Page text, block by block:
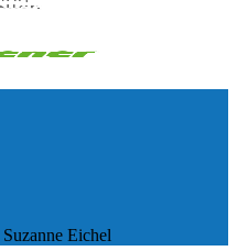
Eichel